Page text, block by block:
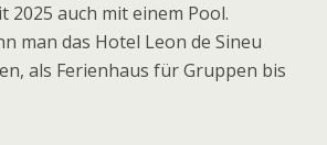
2025 auch mit einem Pool.
man das Hotel Leon de Sineu
als Ferienhaus für Gruppen bis